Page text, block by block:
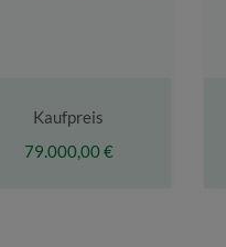
Kaufpreis
79.000,00 €